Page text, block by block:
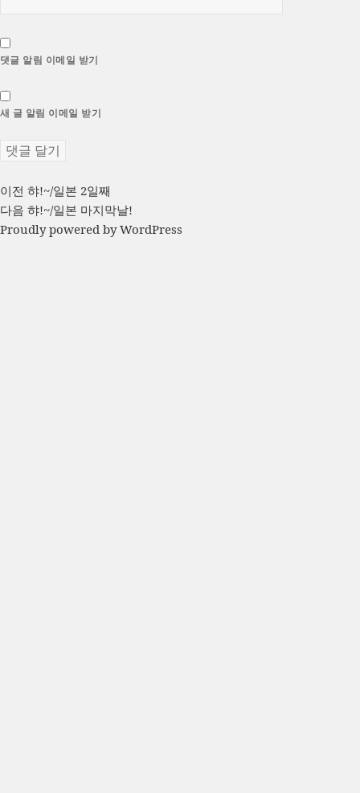
댓글 알림 이메일 받기
새 글 알림 이메일 받기
글
탐
이전 이
전
글:
햐!~/일본 2일째
다음 다
음
햐!~/일본 마지막날!
Proudly powered by WordPress